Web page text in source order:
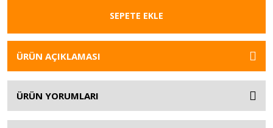
SEPETE EKLE
ÜRÜN AÇIKLAMASI
ÜRÜN YORUMLARI